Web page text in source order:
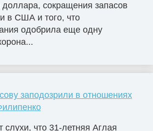
сокращения запасов
в США и того, что
одобрила еще одну
заподозрили в отношениях
слухи, что 31-летняя Аглая